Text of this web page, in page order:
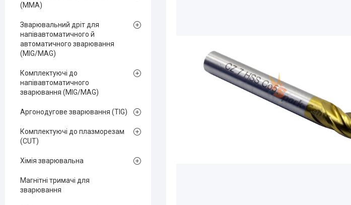
(MMA)
Зварювальний дріт для
напівавтоматичного й
автоматичного зварювання
(MIG/MAG)
Комплектуючі до
напівавтоматичного
зварювання (MIG/MAG)
Аргонодугове зварювання (TIG)
Комплектуючі до плазморезам
(CUT)
Хімія зварювальна
Магнітні тримачі для
зварювання